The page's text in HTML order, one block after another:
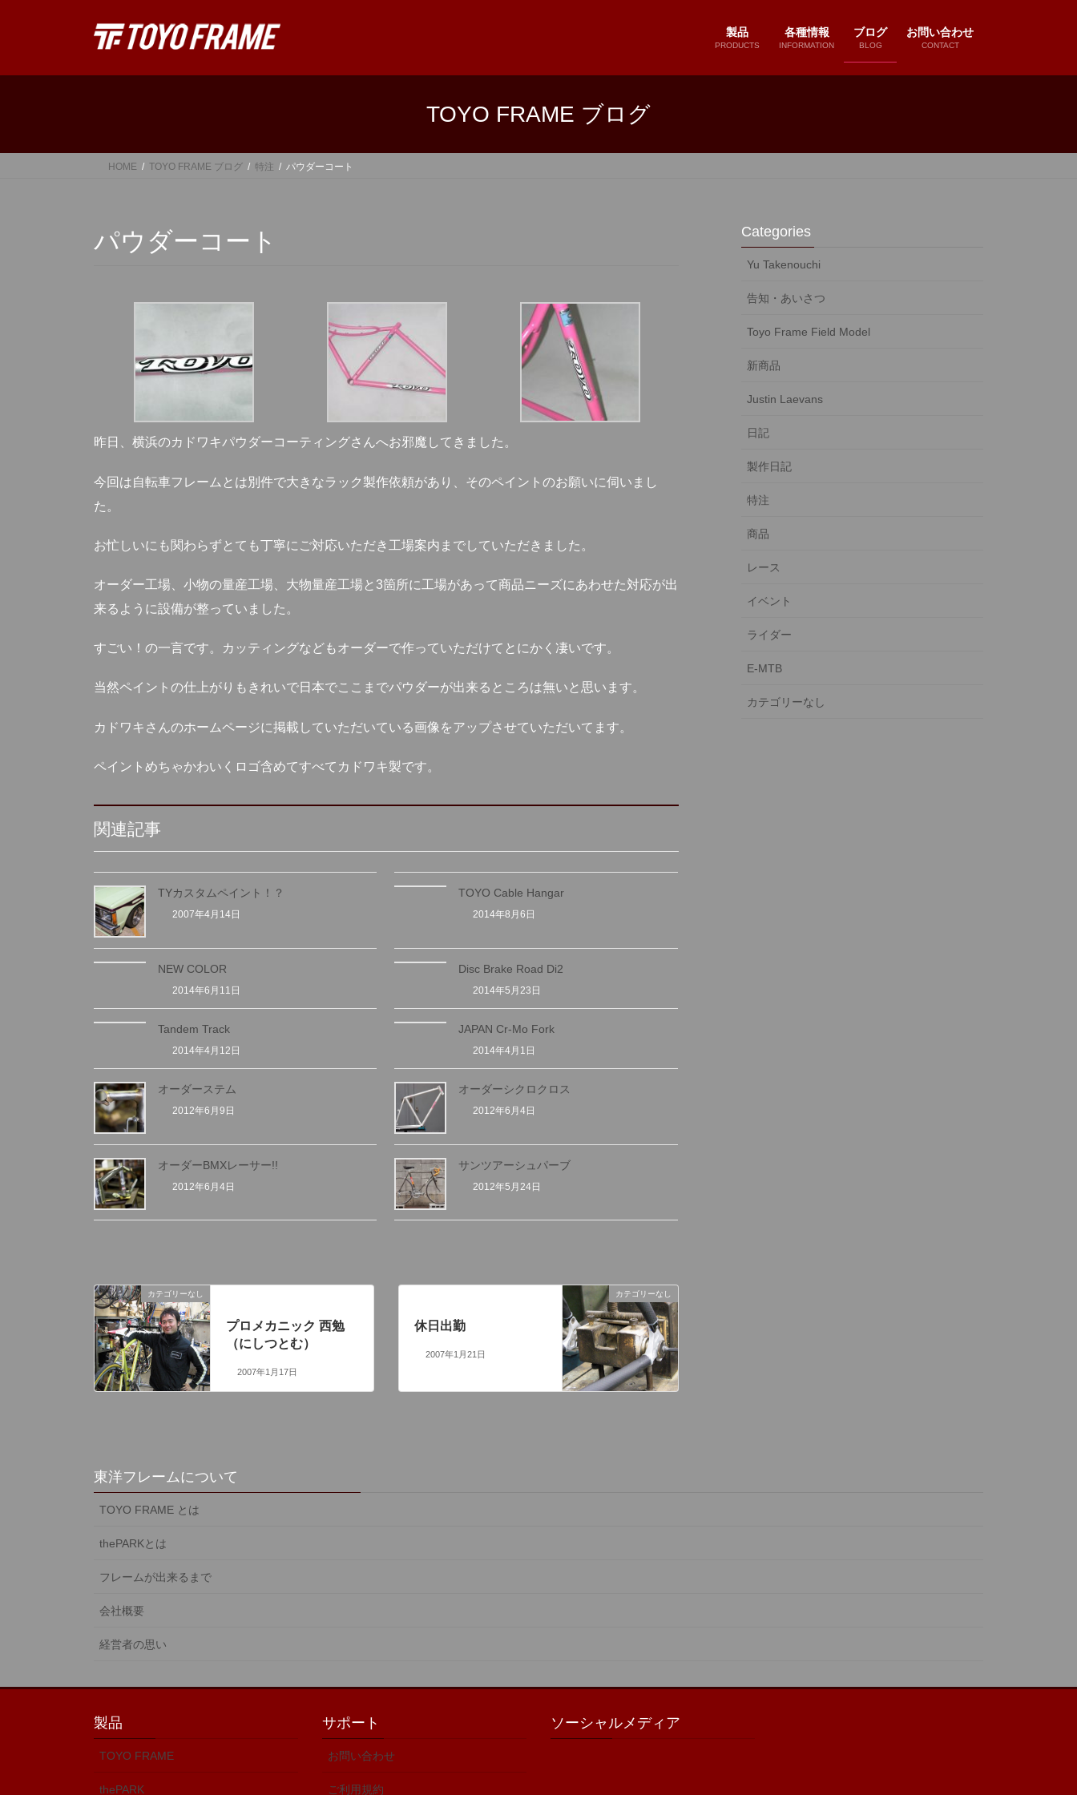
製品
PRODUCTS
各種情報
INFORMATION
ブログ
BLOG
お問い合わせ
CONTACT
TOYO FRAME ブログ
HOME TOYO FRAME ブログ 特注 パウダーコート
パウダーコート
昨日、横浜のカドワキパウダーコーティングさんへお邪魔してきました。
今回は自転車フレームとは別件で大きなラック製作依頼があり、そのペイントのお願いに伺いまし
た。
お忙しいにも関わらずとても丁寧にご対応いただき工場案内までしていただきました。
オーダー工場、小物の量産工場、大物量産工場と3箇所に工場があって商品ニーズにあわせた対応が出
来るように設備が整っていました。
すごい！の一言です。カッティングなどもオーダーで作っていただけてとにかく凄いです。
当然ペイントの仕上がりもきれいで日本でここまでパウダーが出来るところは無いと思います。
カドワキさんのホームページに掲載していただいている画像をアップさせていただいてます。
ペイントめちゃかわいくロゴ含めてすべてカドワキ製です。
関連記事
TYカスタムペイント！？
2007年4月14日
TOYO Cable Hangar
2014年8月6日
NEW COLOR
2014年6月11日
Disc Brake Road Di2
2014年5月23日
Tandem Track
2014年4月12日
JAPAN Cr-Mo Fork
2014年4月1日
オーダーステム
2012年6月9日
オーダーシクロクロス
2012年6月4日
オーダーBMXレーサー!!
2012年6月4日
サンツアーシュパーブ
2012年5月24日
カテゴリーなし
プロメカニック 西勉
（にしつとむ）
2007年1月17日
カテゴリーなし
休日出勤
2007年1月21日
Categories
Yu Takenouchi
告知・あいさつ
Toyo Frame Field Model
新商品
Justin Laevans
日記
製作日記
特注
商品
レース
イベント
ライダー
E-MTB
カテゴリーなし
東洋フレームについて
TOYO FRAME とは
thePARKとは
フレームが出来るまで
会社概要
経営者の思い
製品
TOYO FRAME
thePARK
サポート
お問い合わせ
ご利用規約
ソーシャルメディア